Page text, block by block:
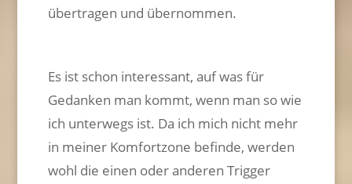
übertragen und übernommen.
Es ist schon interessant, auf was für
Gedanken man kommt, wenn man so wie
ich unterwegs ist. Da ich mich nicht mehr
in meiner Komfortzone befinde, werden
wohl die einen oder anderen Trigger